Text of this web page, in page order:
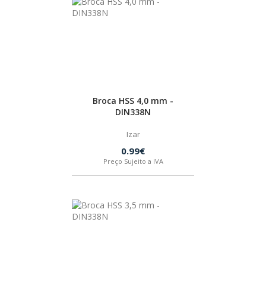
Broca HSS 4,0 mm -
DIN338N
Izar
0.99€
Preço Sujeito a IVA